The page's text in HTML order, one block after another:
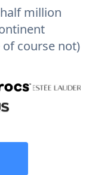
million
course not)